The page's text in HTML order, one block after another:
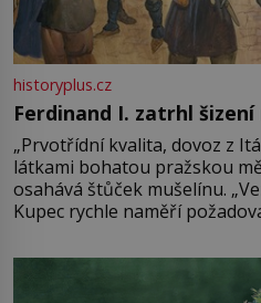
historyplus.cz
Ferdinand I. zatrhl
„Prvotřídní kvalita, dovoz z
látkami bohatou pražskou
osahává štůček mušelínu.
Kupec rychle naměří
milostpaní. Stačí jenom na
množství růžového mušelínu.